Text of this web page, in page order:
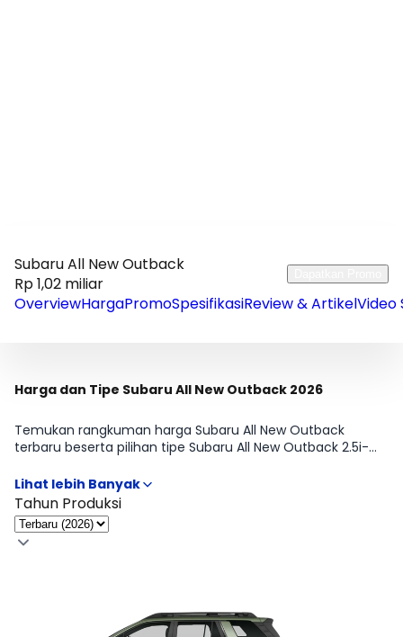
Subaru All New Outback
Rp 1,02 miliar
OverviewHargaPromoSpesifikasiReview & ArtikelVideo
Harga dan Tipe Subaru All New Outback 2026
Temukan rangkuman harga Subaru All New Outback
terbaru beserta pilihan tipe Subaru All New Outback 2.5i-
fitur, transmisi, dan budget. Kami sertakan informasi OTR
lintas kota serta opsi cicilan supaya proses memilih tipe
Subaru All New Outback paling pas jadi lebih cepat. Butuh
rincian tabel per varian? Lanjut ke halaman Harga & Varian.
Tahun Produksi